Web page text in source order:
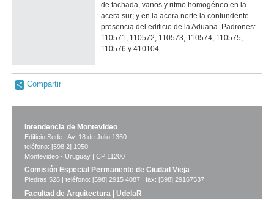
de fachada, vanos y ritmo homogéneo en la
acera sur; y en la acera norte la contundente
presencia del edificio de la Aduana. Padrones:
110571, 110572, 110573, 110574, 110575,
110576 y 410104.
Compartir
Intendencia de Montevideo
Edificio Sede | Av. 18 de Julio 1360
teléfono: [598 2] 1950
Montevideo - Uruguay | CP 11200
Comisión Especial Permanente de Ciudad Vieja
Piedras 528 | teléfono: [598] 2915 4087 | fax: [598] 29167537
Facultad de Arquitectura | UdelaR